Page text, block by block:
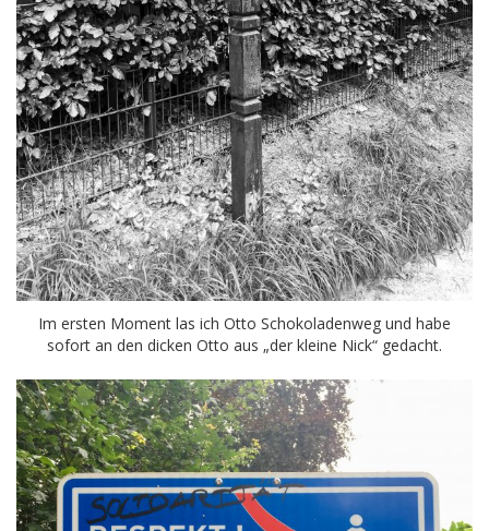
Im ersten Moment las ich Otto Schokoladenweg und habe
sofort an den dicken Otto aus „der kleine Nick“ gedacht.